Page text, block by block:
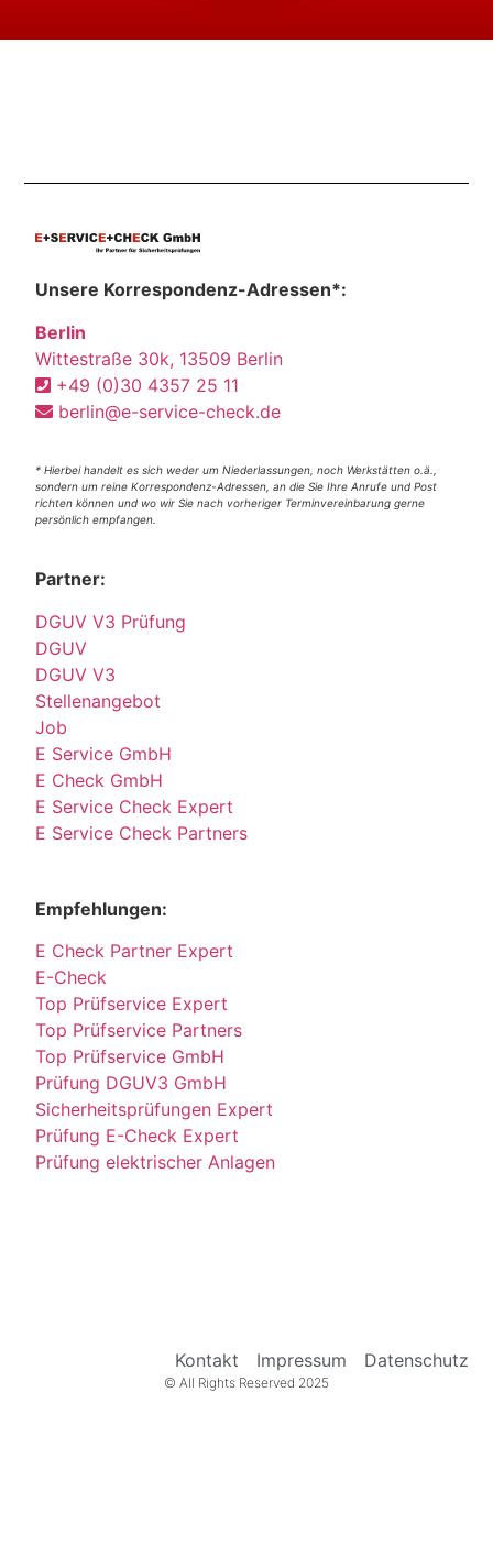
Unsere Korrespondenz-Adressen*:
Berlin
Wittestraße 30k, 13509 Berlin
+49 (0)30 4357 25 11
berlin@e-service-check.de
* Hierbei handelt es sich weder um Niederlassungen, noch Werkstätten o.ä.,
sondern um reine Korrespondenz-Adressen, an die Sie Ihre Anrufe und Post
richten können und wo wir Sie nach vorheriger Terminvereinbarung gerne
persönlich empfangen.
Partner:
DGUV V3 Prüfung
DGUV
DGUV V3
Stellenangebot
Job
E Service GmbH
E Check GmbH
E Service Check Expert
E Service Check Partners
Empfehlungen:
E Check Partner Expert
E-Check
Top Prüfservice Expert
Top Prüfservice Partners
Top Prüfservice GmbH
Prüfung DGUV3 GmbH
Sicherheitsprüfungen Expert
Prüfung E-Check Expert
Prüfung elektrischer Anlagen
Kontakt Impressum Datenschutz
© All Rights Reserved 2025